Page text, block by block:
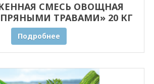
СМЕСЬ ОВОЩНАЯ
ТРАВАМИ» 20 КГ
ОПТОМ
Подробнее